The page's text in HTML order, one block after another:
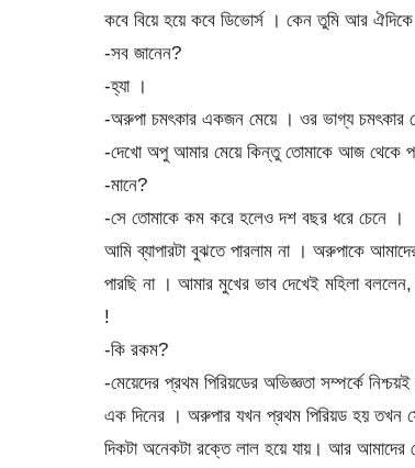
কবে বিয়ে হয়ে কবে ডিভোর্স । কেন তুমি আর
-সব জানেন?
-হ্যা ।
-অরুপা চমৎকার একজন মেয়ে । ওর ভাগ্য
-দেখো অপু আমার মেয়ে কিন্তু তোমাকে আজ থেকে
-মানে?
-সে তোমাকে কম করে হলেও দশ বছর ধরে চেনে ।
আমি ব্যাপারটা বুঝতে পারলাম না । অরুপাকে
পারছি না । আমার মুখের ভাব দেখেই মহিলা
!
-কি রকম?
-মেয়েদের প্রথম পিরিয়ডের অভিজ্ঞতা সম্পর্কে
এক দিনের । অরুপার যখন প্রথম পিরিয়ড হয় তখন
দিকটা অনেকটা রক্তে লাল হয়ে যায়। আর আমাদের